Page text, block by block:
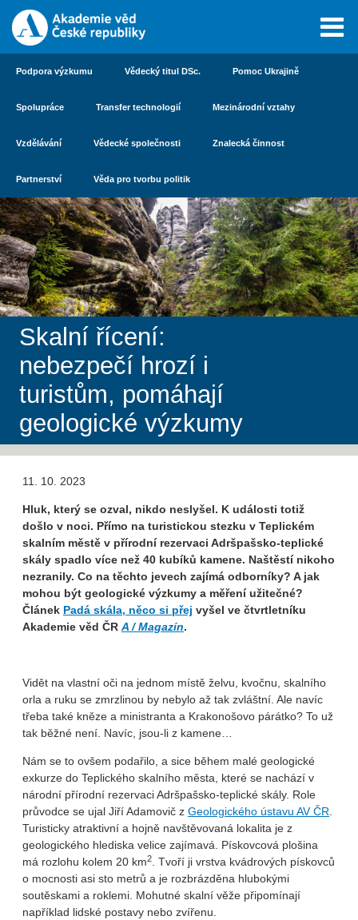
Podpora výzkumu Vědecký titul DSc. Pomoc Ukrajině
Spolupráce Transfer technologií Mezinárodní vztahy
Vzdělávání Vědecké společnosti Znalecká činnost
Partnerství Věda pro tvorbu politik
Skalní řícení:
nebezpečí hrozí i
turistům, pomáhají
geologické výzkumy
11. 10. 2023
Hluk, který se ozval, nikdo neslyšel. K události totiž
došlo v noci. Přímo na turistickou stezku v Teplickém
skalním městě v přírodní rezervaci Adršpašsko-teplické
skály spadlo více než 40 kubíků kamene. Naštěstí nikoho
nezranily. Co na těchto jevech zajímá odborníky? A jak
mohou být geologické výzkumy a měření užitečné?
Článek Padá skála, něco si přej vyšel ve čtvrtletníku
Akademie věd ČR A / Magazín.
Vidět na vlastní oči na jednom místě želvu, kvočnu, skalního
orla a ruku se zmrzlinou by nebylo až tak zvláštní. Ale navíc
třeba také kněze a ministranta a Krakonošovo párátko? To už
tak běžné není. Navíc, jsou-li z kamene…
Nám se to ovšem podařilo, a sice během malé geologické
exkurze do Teplického skalního města, které se nachází v
národní přírodní rezervaci Adršpašsko-teplické skály. Role
průvodce se ujal Jiří Adamovič z Geologického ústavu AV ČR.
Turisticky atraktivní a hojně navštěvovaná lokalita je z
geologického hlediska velice zajímavá. Pískovcová plošina
má rozlohu kolem 20 km2. Tvoří ji vrstva kvádrových pískovců
o mocnosti asi sto metrů a je rozbrázděna hlubokými
soutěskami a roklemi. Mohutné skalní věže připomínají
například lidské postavy nebo zvířenu.